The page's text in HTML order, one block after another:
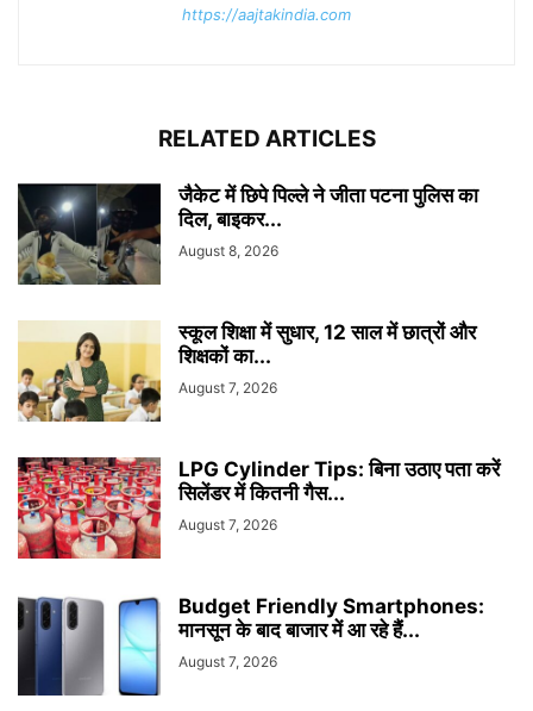
https://aajtakindia.com
RELATED ARTICLES
जैकेट में छिपे पिल्ले ने जीता पटना पुलिस का
दिल, बाइकर...
August 8, 2026
स्कूल शिक्षा में सुधार, 12 साल में छात्रों और
शिक्षकों का...
August 7, 2026
LPG Cylinder Tips: बिना उठाए पता करें
सिलेंडर में कितनी गैस...
August 7, 2026
Budget Friendly Smartphones:
मानसून के बाद बाजार में आ रहे हैं...
August 7, 2026